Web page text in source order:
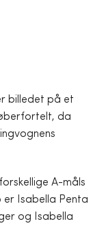
billedet på et
da
A-måls
Isabella Penta
og Isabella